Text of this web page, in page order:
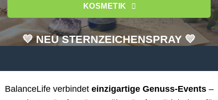
KOSMETIK
💛 NEU STERNZEICHENSPRAY 💛
BalanceLife verbindet einzigartige Genuss-Events–